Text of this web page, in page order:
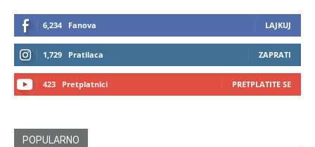
6,234 Fanova LAJKUJ
1,729 Pratilaca ZAPRATI
423 Pretplatnici PRETPLATITE SE
POPULARNO